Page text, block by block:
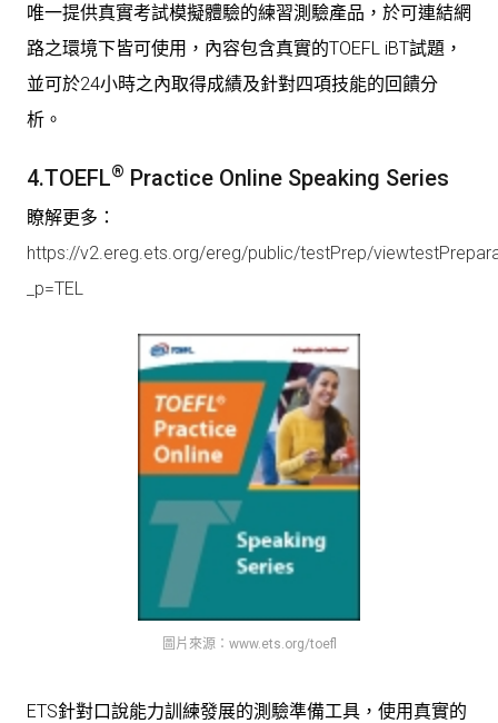
唯一提供真實考試模擬體驗的練習測驗產品，於可連結網
路之環境下皆可使用，內容包含真實的TOEFL iBT試題，
並可於24小時之內取得成績及針對四項技能的回饋分
析。
4.TOEFL® Practice Online Speaking Series
瞭解更多：
https://v2.ereg.ets.org/ereg/public/testPrep/
_p=TEL
圖片來源：www.ets.org/toefl
ETS針對口說能力訓練發展的測驗準備工具，使用真實的